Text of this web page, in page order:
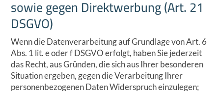
sowie gegen Direktwerbung (Art. 21
DSGVO)
Wenn die Datenverarbeitung auf Grundlage von Art. 6
Abs. 1 lit. e oder f DSGVO erfolgt, haben Sie jederzeit
das Recht, aus Gründen, die sich aus Ihrer besonderen
Situation ergeben, gegen die Verarbeitung Ihrer
personenbezogenen Daten Widerspruch einzulegen;